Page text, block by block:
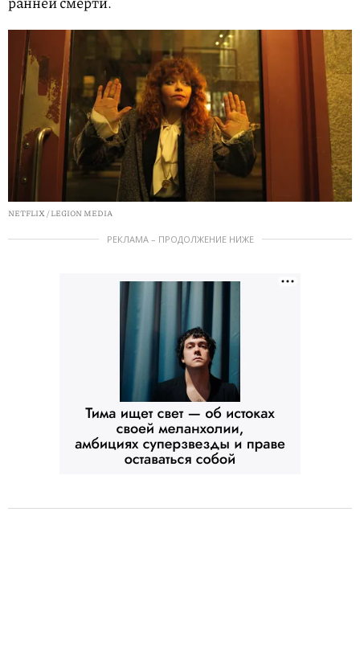
NETFLIX / LEGION MEDIA
РЕКЛАМА – ПРОДОЛЖЕНИЕ НИЖЕ